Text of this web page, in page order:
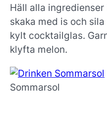
Häll alla ingredienser
skaka med is och
kylt cocktailglas.
klyfta melon.
Sommarsol